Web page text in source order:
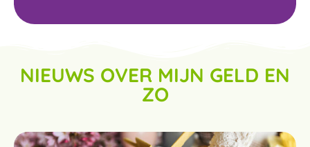
NIEUWS OVER MIJN GELD EN
ZO